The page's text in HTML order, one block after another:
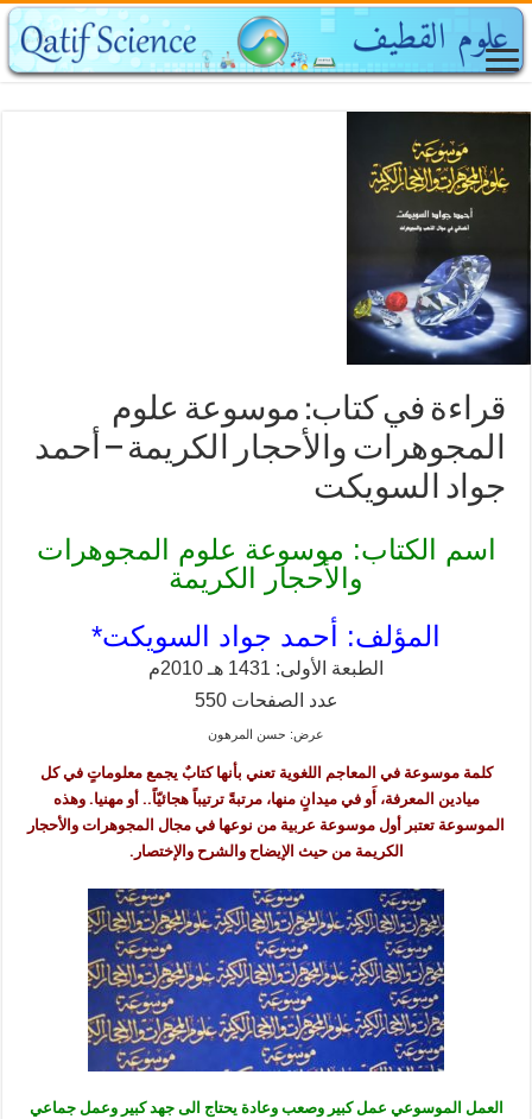
قراءة في كتاب: موسوعة علوم
المجوهرات والأحجار الكريمة – أحمد
جواد السويكت
اسم الكتاب: موسوعة علوم المجوهرات
والأحجار الكريمة
المؤلف: أحمد جواد السويكت*
الطبعة الأولى: 1431 هـ 2010م
عدد الصفحات 550
عرض: حسن المرهون
كلمة موسوعة في المعاجم اللغوية تعني بأنها كتابٌ يجمع معلوماتٍ في كل
ميادين المعرفة، أَو في ميدانٍ منها، مرتبةً ترتيباً هجائيّاً.. أو مهنيا. وهذه
الموسوعة تعتبر أول موسوعة عربية من نوعها في مجال المجوهرات والأحجار
الكريمة من حيث الإيضاح والشرح والإختصار.
العمل الموسوعي عمل كبير وصعب وعادة يحتاج الى جهد كبير وعمل جماعي